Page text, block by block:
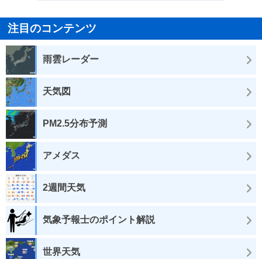
注目のコンテンツ
雨雲レーダー
天気図
PM2.5分布予測
アメダス
2週間天気
気象予報士のポイント解説
世界天気